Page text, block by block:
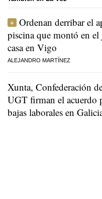
Ordenan derribar el
piscina que montó en el
casa en Vigo
ALEJANDRO MARTÍNEZ
Xunta, Confederación
UGT firman el acuerdo
bajas laborales en